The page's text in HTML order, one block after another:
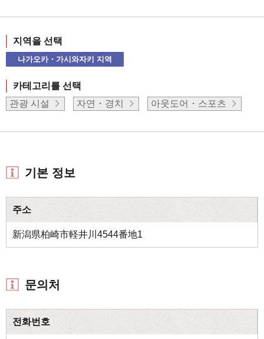
지역을 선택
나가오카・가시와자키 지역
카테고리를 선택
관광 시설
자연・경치 아웃도어・스포츠
기본 정보
주소
新潟県柏崎市軽井川4544番地1
문의처
전화번호